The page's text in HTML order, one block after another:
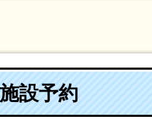
設予約